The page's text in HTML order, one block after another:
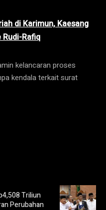
di Karimun, Kaesang
Rafiq
kelancaran proses
kendala terkait surat
Triliun
Perubahan